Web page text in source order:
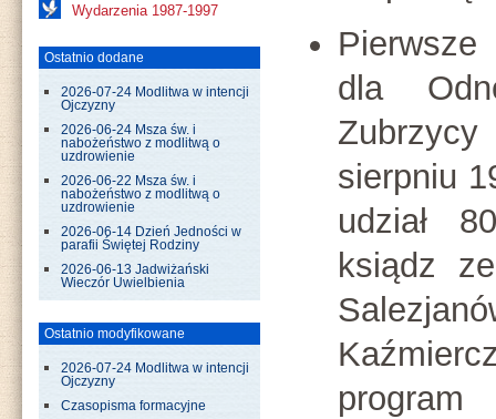
Wydarzenia 1987-1997
Ostatnio dodane
2026-07-24 Modlitwa w intencji
Ojczyzny
2026-06-24 Msza św. i
nabożeństwo z modlitwą o
uzdrowienie
2026-06-22 Msza św. i
nabożeństwo z modlitwą o
uzdrowienie
2026-06-14 Dzień Jedności w
parafii Świętej Rodziny
2026-06-13 Jadwiżański
Wieczór Uwielbienia
Ostatnio modyfikowane
2026-07-24 Modlitwa w intencji
Ojczyzny
Czasopisma formacyjne
dla
Zubrzycy
sierpniu
udział
ksiądz